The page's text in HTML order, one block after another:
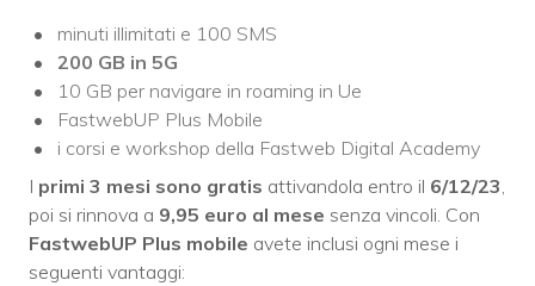
minuti illimitati e 100 SMS
200 GB in 5G
10 GB per navigare in roaming in Ue
FastwebUP Plus Mobile
i corsi e workshop della Fastweb Digital Academy
I primi 3 mesi sono gratis attivandola entro il 6/12/23,
poi si rinnova a 9,95 euro al mese senza vincoli. Con
FastwebUP Plus mobile avete inclusi ogni mese i
seguenti vantaggi: